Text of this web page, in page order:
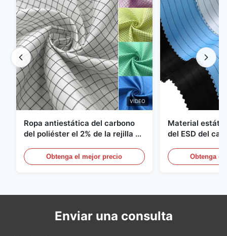
VIDEO
Ropa antiestática del carbono
del poliéster el 2% de la rejilla el
1/2
Obtenga el mejor precio
Material
del ESD del
Obtenga el
Enviar una consulta